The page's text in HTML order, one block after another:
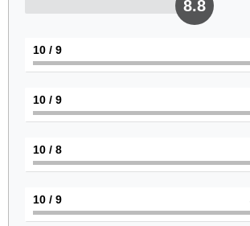
8.8
9
/ 10
9
/ 10
8
/ 10
9
/ 10